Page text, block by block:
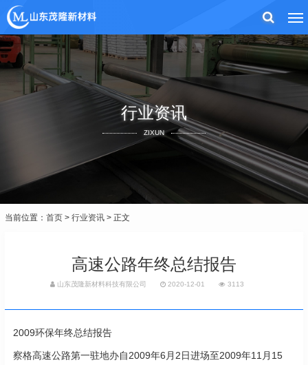
行业资讯
ZIXUN
当前位置： 首页 > 行业资讯 > 正文
高速公路年终总结报告
山东茂隆新材料科技有限公司 2020-12-01 3113
2009环保年终总结报告
察格高速公路第一驻地办自2009年6月2日进场至2009年11月15